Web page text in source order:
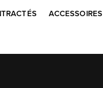
ACCESSOIRES